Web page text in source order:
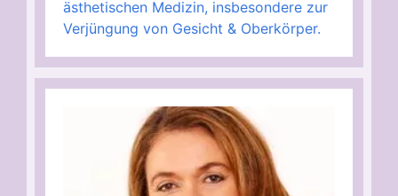
ästhetischen Medizin, insbesondere zur
Verjüngung von Gesicht & Oberkörper.